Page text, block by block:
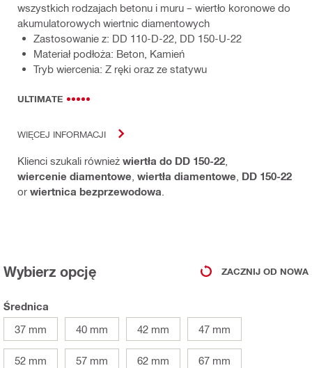
wszystkich rodzajach betonu i muru – wiertło koronowe do
akumulatorowych wiertnic diamentowych
Zastosowanie z: DD 110-D-22, DD 150-U-22
Materiał podłoża: Beton, Kamień
Tryb wiercenia: Z ręki oraz ze statywu
ULTIMATE
WIĘCEJ INFORMACJI
Klienci szukali również wiertła do DD 150-22
wiercenie diamentowe wiertła diamentowe DD 150-22
or wiertnica bezprzewodowa
Wybierz opcję ZACZNIJ OD NOWA
Średnica
37 mm
40 mm 42 mm 47 mm
52 mm 57 mm 62 mm 67 mm